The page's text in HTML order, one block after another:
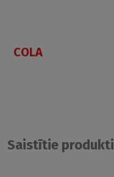
COLA
Saistītie produkti